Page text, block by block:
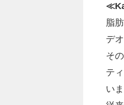
脂
デ
そ
テ
い